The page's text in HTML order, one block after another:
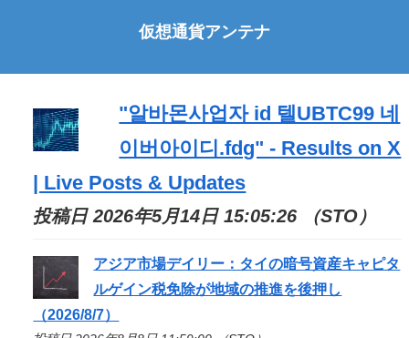
仮想通貨アンテナ
"알바몬사업자 id 텔UBTC99 네
이버아이디.fdg" - Results on X
| Live Posts & Updates
投稿日 2026年5月14日 15:05:26 （STO）
アジア市場デイリー：タイの暗号資産キャピタ
ルゲイン税免除が地域の推進を後押し
（2026/8/7）